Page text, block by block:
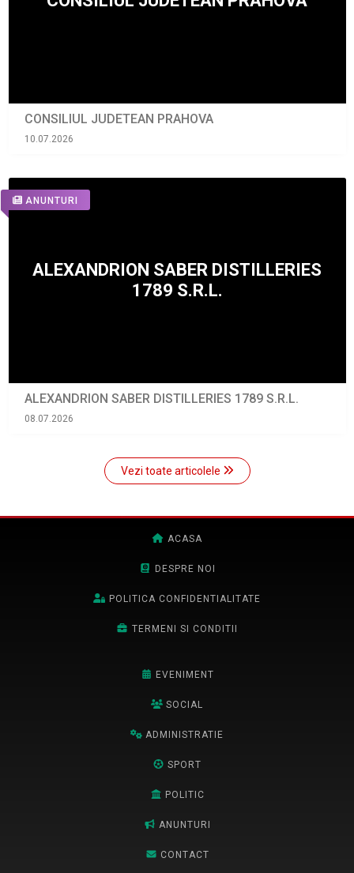
CONSILIUL JUDETEAN PRAHOVA
10.07.2026
ANUNTURI
ALEXANDRION SABER DISTILLERIES 1789 S.R.L.
08.07.2026
Vezi toate articolele
ACASA
DESPRE NOI
POLITICA CONFIDENTIALITATE
TERMENI SI CONDITII
EVENIMENT
SOCIAL
ADMINISTRATIE
SPORT
POLITIC
ANUNTURI
CONTACT